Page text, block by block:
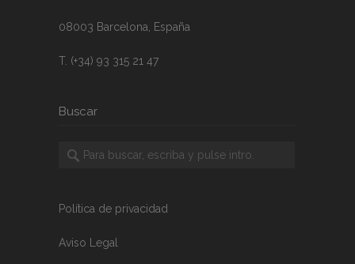
08003 Barcelona, España
T. (+34) 93 315 21 47
Buscar
Política de privacidad
Aviso Legal